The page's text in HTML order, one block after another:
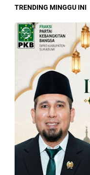
TRENDING MINGGU INI